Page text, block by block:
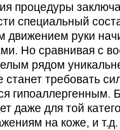
процедуры
специальный
движением руки
Но сравнивая с
рядом
требовать
гипоаллергенным.
даже для той
на коже, и т.д.